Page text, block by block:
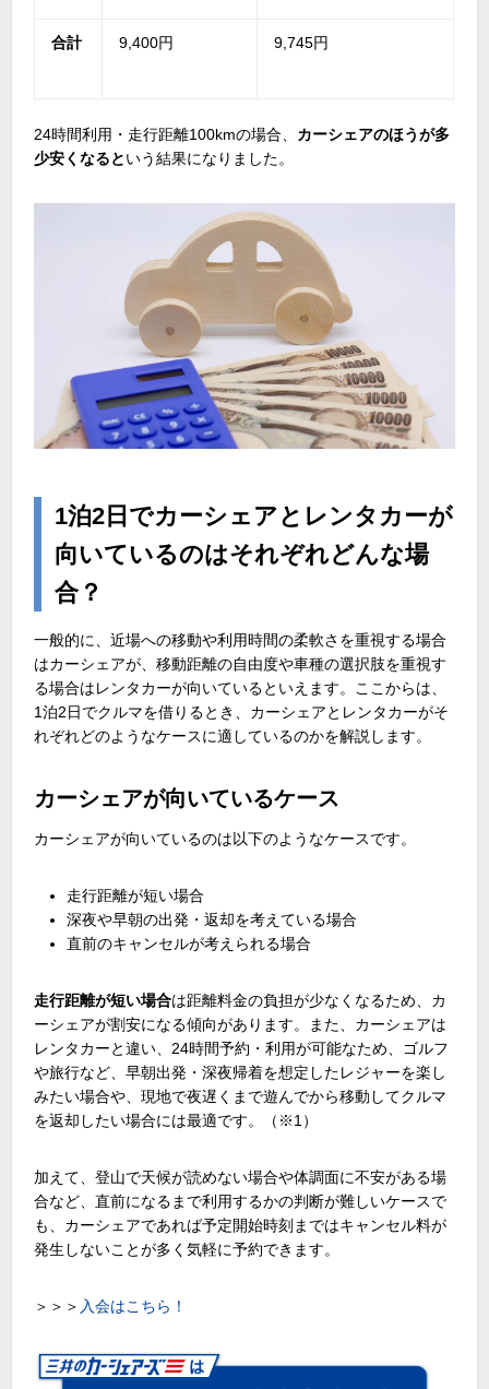
合計 9,400円 9,745円
24時間利用・走行距離100kmの場合、 カーシェアのほうが多
少安くなるという結果になりました。
1泊2日でカーシェアとレンタカーが
向いているのはそれぞれどんな場
合？
一般的に、近場への移動や利用時間の柔軟さを重視する場合
はカーシェアが、移動距離の自由度や車種の選択肢を重視す
る場合はレンタカーが向いているといえます。ここからは、
1泊2日でクルマを借りるとき、カーシェアとレンタカーがそ
れぞれどのようなケースに適しているのかを解説します。
カーシェアが向いているケース
カーシェアが向いているのは以下のようなケースです。
走行距離が短い場合
深夜や早朝の出発・返却を考えている場合
直前のキャンセルが考えられる場合
走行距離が短い場合は距離料金の負担が少なくなるため、カ
ーシェアが割安になる傾向があります。また、カーシェアは
レンタカーと違い、 24時間予約・利用が可能なため、ゴルフ
や旅行など、早朝出発・深夜帰着を想定したレジャーを楽し
みたい場合や、現地で夜遅くまで遊んでから移動してクルマ
を返却したい場合には最適です。（ ※1 ）
加えて、登山で天候が読めない場合や体調面に不安がある場
合など、直前になるまで利用するかの判断が難しいケースで
も、カーシェアであれば予定開始時刻まではキャンセル料が
発生しないことが多く気軽に予約できます。
＞＞＞ 入会はこちら！